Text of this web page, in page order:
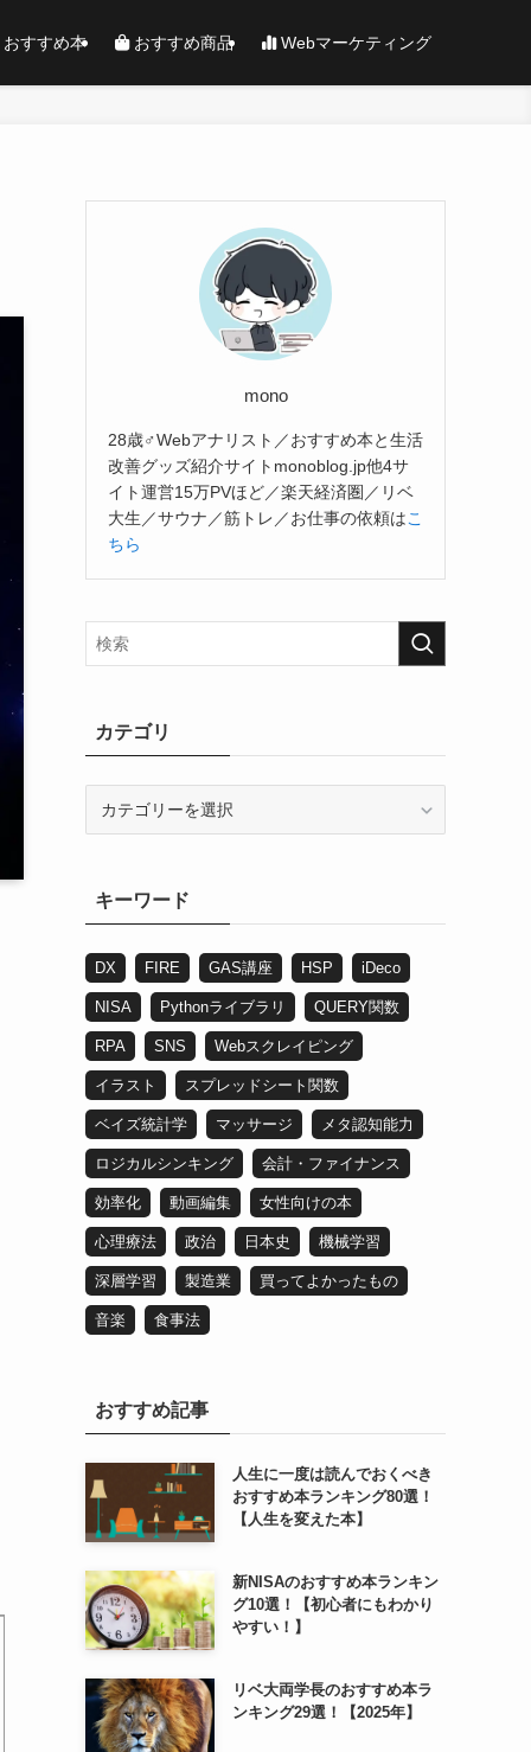
おすすめ本 おすすめ商品 Webマーケティング
mono
28歳♂Webアナリスト／おすすめ本と生活
改善グッズ紹介サイトmonoblog.jp他4サ
イト運営15万PVほど／楽天経済圏／リベ
大生／サウナ／筋トレ／お仕事の依頼はこ
ちら
カテゴリ
キーワード
DX FIRE GAS講座 HSP iDeco
NISA Pythonライブラリ QUERY関数
RPA SNS Webスクレイピング
イラスト スプレッドシート関数
ベイズ統計学 マッサージ メタ認知能力
ロジカルシンキング 会計・ファイナンス
効率化 動画編集 女性向けの本
心理療法 政治 日本史 機械学習
深層学習 製造業 買ってよかったもの
音楽 食事法
おすすめ記事
人生に一度は読んでおくべき
おすすめ本ランキング80選！
【人生を変えた本】
新NISAのおすすめ本ランキン
グ10選！【初心者にもわかり
やすい！】
リベ大両学長のおすすめ本ラ
ンキング29選！【2025年】